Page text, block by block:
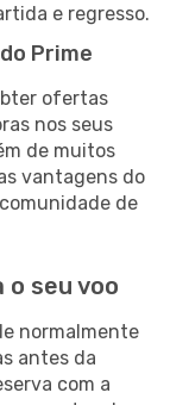
e regresso.
Prime
ofertas
nos seus
de muitos
vantagens do
de
seu voo
normalmente
antes da
com a